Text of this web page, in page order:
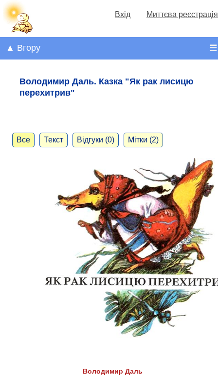
Вхід Миттєва реєстрація
☰
▲ Вгору
Володимир Даль. Казка "Як рак лисицю
перехитрив"
Все Текст Відгуки (0) Мітки (2)
Володимир Даль